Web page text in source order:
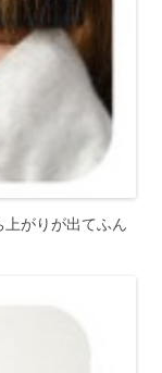
がりが出てふん